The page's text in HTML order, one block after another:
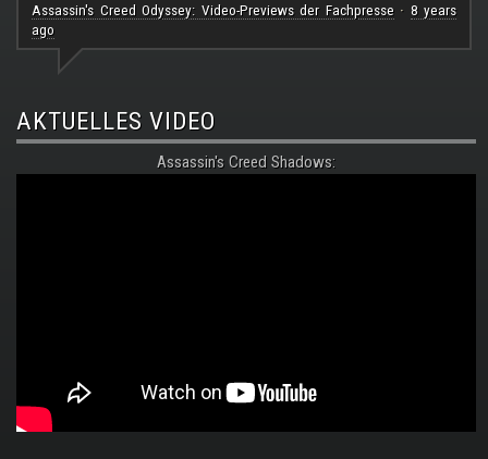
Assassin's Creed Odyssey: Video-Previews der Fachpresse· 8 years
ago
AKTUELLES VIDEO
Assassin's Creed Shadows: